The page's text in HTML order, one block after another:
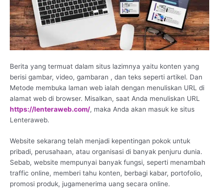
Berita yang termuat dalam situs lazimnya yaitu konten yang
berisi gambar, video, gambaran , dan teks seperti artikel. Dan
Metode membuka laman web ialah dengan menuliskan URL di
alamat web di browser. Misalkan, saat Anda menuliskan URL
https://lenteraweb.com/, maka Anda akan masuk ke situs
Lenteraweb.
Website sekarang telah menjadi kepentingan pokok untuk
pribadi, perusahaan, atau organisasi di banyak penjuru dunia.
Sebab, website mempunyai banyak fungsi, seperti menambah
traffic online, memberi tahu konten, berbagi kabar, portofolio,
promosi produk, jugamenerima uang secara online.